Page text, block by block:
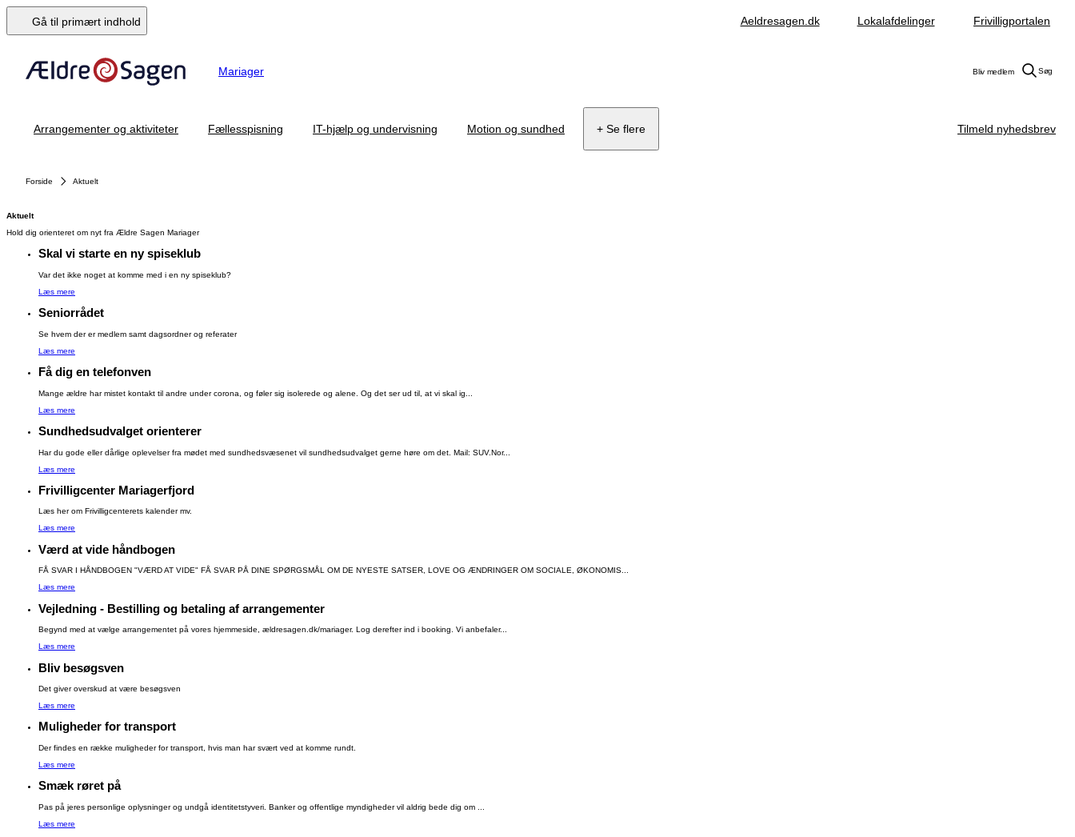
Gå til primært indhold Aeldresagen.dk Lokalafdelinger Frivilligportalen
Mariager Bliv medlem Søg
Arrangementer og aktiviteter Fællesspisning IT-hjælp og undervisning Motion og sundhed + Se flere Tilmeld nyhedsbrev
Forside Aktuelt
Aktuelt
Hold dig orienteret om nyt fra Ældre Sagen Mariager
Skal vi starte en ny spiseklub
Var det ikke noget at komme med i en ny spiseklub?
Læs mere
Seniorrådet
Se hvem der er medlem samt dagsordner og referater
Læs mere
Få dig en telefonven
Mange ældre har mistet kontakt til andre under corona, og føler sig isolerede og alene. Og det ser ud til, at vi skal ig...
Læs mere
Sundhedsudvalget orienterer
Har du gode eller dårlige oplevelser fra mødet med sundhedsvæsenet vil sundhedsudvalget gerne høre om det. Mail: SUV.Nor...
Læs mere
Frivilligcenter Mariagerfjord
Læs her om Frivilligcenterets kalender mv.
Læs mere
Værd at vide håndbogen
FÅ SVAR I HÅNDBOGEN "VÆRD AT VIDE" FÅ SVAR PÅ DINE SPØRGSMÅL OM DE NYESTE SATSER, LOVE OG ÆNDRINGER OM SOCIALE, ØKONOMIS...
Læs mere
Vejledning - Bestilling og betaling af arrangementer
Begynd med at vælge arrangementet på vores hjemmeside, ældresagen.dk/mariager. Log derefter ind i booking. Vi anbefaler...
Læs mere
Bliv besøgsven
Det giver overskud at være besøgsven
Læs mere
Muligheder for transport
Der findes en række muligheder for transport, hvis man har svært ved at komme rundt.
Læs mere
Smæk røret på
Pas på jeres personlige oplysninger og undgå identitetstyveri. Banker og offentlige myndigheder vil aldrig bede dig om ...
Læs mere